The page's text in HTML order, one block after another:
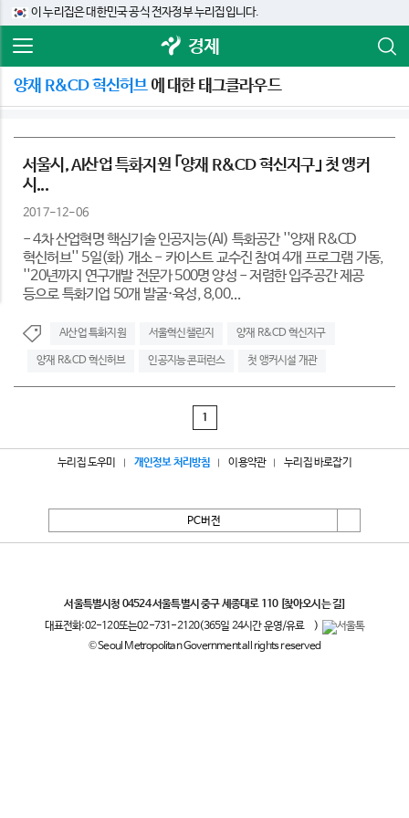
이 누리집은 대한민국 공식 전자정부 누리집입니다.
경제
양재 R&CD 혁신허브에 대한 태그클라우드
서울시, AI산업 특화지원 ｢양재 R&CD 혁신지구｣ 첫 앵커
시...
2017-12-06
- 4차 산업혁명 핵심기술 인공지능(AI) 특화공간 ''양재 R&CD
혁신허브'' 5일(화) 개소 - 카이스트 교수진 참여 4개 프로그램 가동,
''20년까지 연구개발 전문가 500명 양성 - 저렴한 입주공간 제공
등으로 특화기업 50개 발굴·육성, 8,00...
AI산업 특화지원 서울혁신챌린지 양재 R&CD 혁신지구
양재 R&CD 혁신허브 인공지능 콘퍼런스 첫 앵커시설 개관
1
누리집 도우미 개인정보 처리방침 이용약관 누리집 바로잡기
PC버전
서울특별시청 04524 서울특별시 중구 세종대로 110 [찾아오시는 길]
대표전화:02-120또는02-731-2120(365일 24시간 운영/유료
)
© Seoul Metropolitan Government all rights reserved